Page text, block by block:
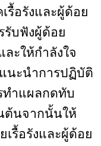
รื้อรังและผู้ด้อย
รับฟังผู้ด้อย
ะให้กำลังใจ
นะนำการปฏิบัติ
ทำแผลกดทับ
ต้นจากนั้นให้
รื้อรังและผู้ด้อย